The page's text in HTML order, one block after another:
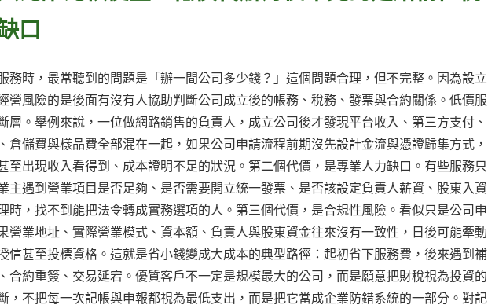
口
務時，最常聽到的問題是「辦一間公司多少錢？」這個問題合理，但不完整。因為設立
營風險的是後面有沒有人協助判斷公司成立後的帳務、稅務、發票與合約關係。低價服
層。舉例來說，一位做網路銷售的負責人，成立公司後才發現平台收入、第三方支付、
倉儲費與樣品費全部混在一起，如果公司申請流程前期沒先設計金流與憑證歸集方式，
至出現收入看得到、成本證明不足的狀況。第二個代價，是專業人力缺口。有些服務只
主遇到營業項目是否足夠、是否需要開立統一發票、是否該設定負責人薪資、股東入資
時，找不到能把法令轉成實務選項的人。第三個代價，是合規性風險。看似只是公司申
營業地址、實際營業模式、資本額、負責人與股東資金往來沒有一致性，日後可能牽動
信甚至投標資格。這就是省小錢變成大成本的典型路徑：起初省下服務費，後來遇到補
合約重簽、交易延宕。優質客戶不一定是規模最大的公司，而是願意把財稅視為投資的
，不把每一次記帳與申報都視為最低支出，而是把它當成企業防錯系統的一部分。對記